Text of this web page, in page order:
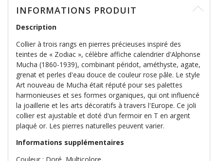
INFORMATIONS PRODUIT
Description
Collier à trois rangs en pierres précieuses inspiré des
teintes de « Zodiac », célèbre affiche calendrier d'Alphonse
Mucha (1860-1939), combinant péridot, améthyste, agate,
grenat et perles d'eau douce de couleur rose pâle. Le style
Art nouveau de Mucha était réputé pour ses palettes
harmonieuses et ses formes organiques, qui ont influencé
la joaillerie et les arts décoratifs à travers l'Europe. Ce joli
collier est ajustable et doté d'un fermoir en T en argent
plaqué or. Les pierres naturelles peuvent varier.
Informations supplémentaires